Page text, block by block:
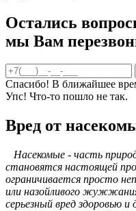
Остались
мы Вам
Спасибо! В ближайшее
Упс! Что-то пошло не так.
Вред от
Насекомые - часть
становятся настоящей
ограничивается просто
или назойливого
серьезный вред здоровью